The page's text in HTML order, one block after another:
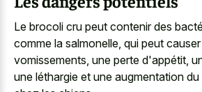
Le brocoli cru peut contenir des
comme la salmonelle, qui peut
vomissements, une perte d'appétit,
une léthargie et une augmentation